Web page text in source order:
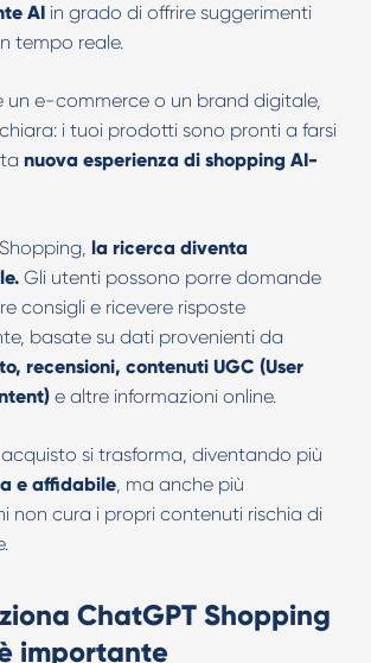
AIin grado di offrire suggerimenti
tempo reale.
un e-commerce o un brand digitale,
i tuoi prodotti sono pronti a farsi
nuova esperienza di shopping AI-
la ricerca diventa
Gli utenti possono porre domande
consigli e ricevere risposte
basate su dati provenienti da
recensioni, contenuti UGC (User
e altre informazioni online.
acquisto si trasforma, diventando più
e affidabile, ma anche più
non cura i propri contenuti rischia di
ChatGPT Shopping
importante